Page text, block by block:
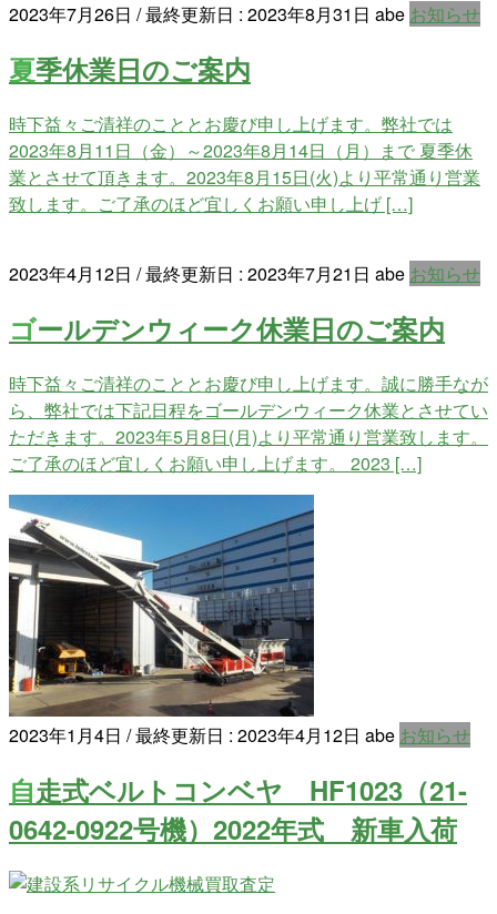
2023年7月26日 / 最終更新日 : 2023年8月31日 abe お知らせ
夏季休業日のご案内
時下益々ご清祥のこととお慶び申し上げます。弊社では
2023年8月11日（金）～2023年8月14日（月）まで 夏季休
業とさせて頂きます。2023年8月15日(火)より平常通り営業
致します。ご了承のほど宜しくお願い申し上げ […]
2023年4月12日 / 最終更新日 : 2023年7月21日 abe お知らせ
ゴールデンウィーク休業日のご案内
時下益々ご清祥のこととお慶び申し上げます。誠に勝手なが
ら、弊社では下記日程をゴールデンウィーク休業とさせてい
ただきます。2023年5月8日(月)より平常通り営業致します。
ご了承のほど宜しくお願い申し上げます。 2023 […]
2023年1月4日 / 最終更新日 : 2023年4月12日 abe お知らせ
自走式ベルトコンベヤ HF1023（21-
0642-0922号機）2022年式 新車入荷